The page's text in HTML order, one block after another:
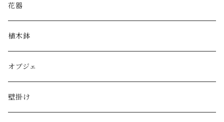
皿
鉢
片口
湯呑み・カップ
花器
植木鉢
オブジェ
壁掛け